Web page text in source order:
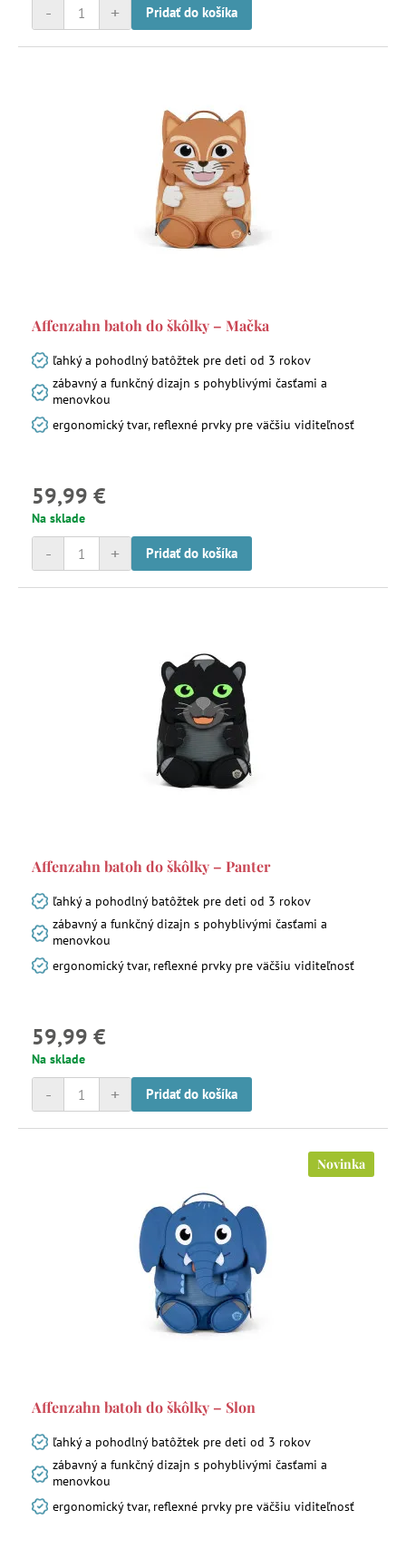
+
- Pridať do košíka
Affenzahn batoh do škôlky – Mačka
ľahký a pohodlný batôžtek pre deti od 3 rokov
zábavný a funkčný dizajn s pohyblivými časťami a
menovkou
ergonomický tvar, reflexné prvky pre väčšiu viditeľnosť
59,99 €
Na sklade
+
- Pridať do košíka
Affenzahn batoh do škôlky – Panter
ľahký a pohodlný batôžtek pre deti od 3 rokov
zábavný a funkčný dizajn s pohyblivými časťami a
menovkou
ergonomický tvar, reflexné prvky pre väčšiu viditeľnosť
59,99 €
Na sklade
+
- Pridať do košíka
Novinka
Affenzahn batoh do škôlky – Slon
ľahký a pohodlný batôžtek pre deti od 3 rokov
zábavný a funkčný dizajn s pohyblivými časťami a
menovkou
ergonomický tvar, reflexné prvky pre väčšiu viditeľnosť